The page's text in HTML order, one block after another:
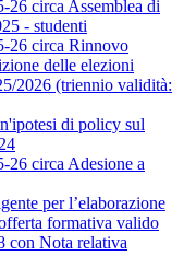
26 circa Assemblea di
- studenti
26 circa Rinnovo
delle elezioni
2026 (triennio validità:
di policy sul
26 circa Adesione a
per l’elaborazione
formativa valido
con Nota relativa